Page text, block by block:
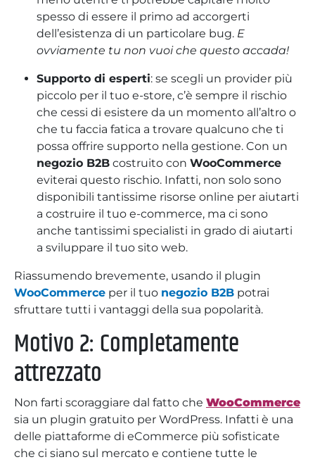
spesso di essere il primo ad accorgerti
dell’esistenza di un particolare bug. E
ovviamente tu non vuoi che questo accada!
Supporto di esperti: se scegli un provider più
piccolo per il tuo e-store, c’è sempre il rischio
che cessi di esistere da un momento all’altro o
che tu faccia fatica a trovare qualcuno che ti
possa offrire supporto nella gestione. Con un
negozio B2B costruito con WooCommerce
eviterai questo rischio. Infatti, non solo sono
disponibili tantissime risorse online per aiutarti
a costruire il tuo e-commerce, ma ci sono
anche tantissimi specialisti in grado di aiutarti
a sviluppare il tuo sito web.
Riassumendo brevemente, usando il plugin
WooCommerce per il tuo negozio B2B potrai
sfruttare tutti i vantaggi della sua popolarità.
Motivo 2: Completamente
attrezzato
Non farti scoraggiare dal fatto che WooCommerce
sia un plugin gratuito per WordPress. Infatti è una
delle piattaforme di eCommerce più sofisticate
che ci siano sul mercato e contiene tutte le